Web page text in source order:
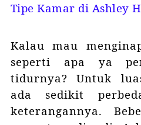
Tipe Kamar di Ashley
Kalau mau
seperti apa ya
tidurnya? Untuk
ada sedikit
keterangannya.